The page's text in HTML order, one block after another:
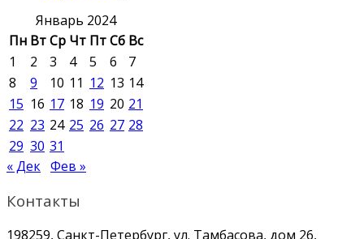
Январь 2024
Пн ВтСр Чт ПтСб Вс
1
2 3 4 5 6
7
8
9 10 11 12 13 14
15 16 17 18 19 20 21
22 23 24 25 26 27 28
29 30 31
« Дек Фев »
Контакты
198259, Санкт-Петербург, ул. Тамбасова, дом 26,